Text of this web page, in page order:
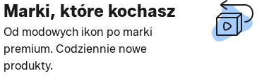
Marki, które kochasz
Od modowych ikon po marki
premium. Codziennie nowe
produkty.